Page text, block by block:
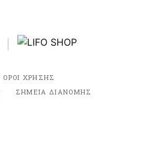
ΟΡΟΙ ΧΡΗΣΗΣ
ΣΗΜΕΙΑ ΔΙΑΝΟΜΗΣ